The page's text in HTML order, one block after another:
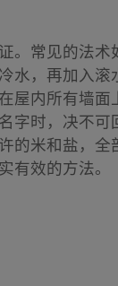
。常见的法
水，再加入
内所有墙面
字时，决不
的米和盐，
效的方法。